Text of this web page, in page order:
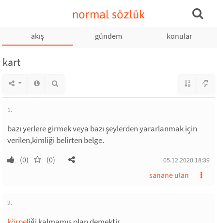
normal sözlük
akış gündem konular
kart
1.
bazı yerlere girmek veya bazı şeylerden yararlanmak için
verilen,kimliği belirten belge.
(0) (0) 05.12.2020 18:39
sanane ulan
2.